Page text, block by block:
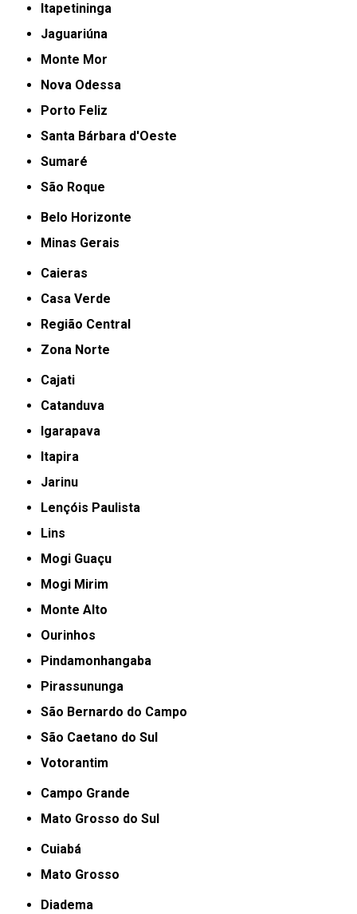
Itapetininga
Jaguariúna
Monte Mor
Nova Odessa
Porto Feliz
Santa Bárbara d'Oeste
Sumaré
São Roque
Belo Horizonte
Minas Gerais
Caieras
Casa Verde
Região Central
Zona Norte
Cajati
Catanduva
Igarapava
Itapira
Jarinu
Lençóis Paulista
Lins
Mogi Guaçu
Mogi Mirim
Monte Alto
Ourinhos
Pindamonhangaba
Pirassununga
São Bernardo do Campo
São Caetano do Sul
Votorantim
Campo Grande
Mato Grosso do Sul
Cuiabá
Mato Grosso
Diadema